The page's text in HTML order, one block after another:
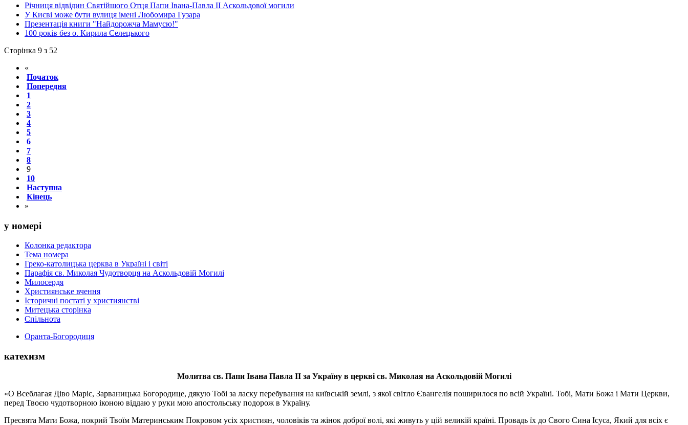
Річниця відвідин Святійшого Отця Папи Івана-Павла II Аскольдової могили
У Києві може бути вулиця імені Любомира Гузара
Презентація книги "Найдорожча Мамусю!"
100 років без о. Кирила Селецького
Сторінка 9 з 52
«
Початок
Попередня
1
2
3
4
5
6
7
8
9
10
Наступна
Кінець
»
у номері
Колонка редактора
Тема номера
Греко-католицька церква в Україні і світі
Парафія св. Миколая Чудотворця на Аскольдовій Могилі
Милосердя
Християнське вчення
Історичні постаті у християнстві
Митецька сторінка
Спільнота
Оранта-Богородиця
катехизм
Молитва св. Папи Івана Павла ІІ за Україну в церкві св. Миколая на Аскольдовій Могилі
«О Всеблагая Діво Маріє, Зарваницька Богородице, дякую Тобі за ласку перебування на київській землі, з якої світло Євангелія поширилося по всій Україні. Тобі, Мати Божа і Мати Церкви,
перед Твоєю чудотворною іконою віддаю у руки мою апостольську подорож в Україну.
Пресвята Мати Божа, покрий Твоїм Материнським Покровом усіх християн, чоловіків та жінок доброї волі, які живуть у цій великій країні. Провадь їх до Свого Сина Ісуса, Який для всіх є